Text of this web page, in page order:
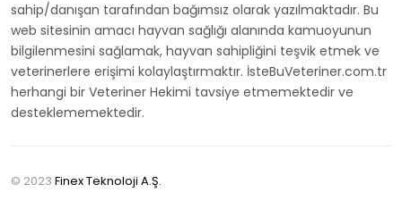
sahip/danışan tarafından bağımsız olarak yazılmaktadır. Bu
web sitesinin amacı hayvan sağlığı alanında kamuoyunun
bilgilenmesini sağlamak, hayvan sahipliğini teşvik etmek ve
veterinerlere erişimi kolaylaştırmaktır. İsteBuVeteriner.com.tr
herhangi bir Veteriner Hekimi tavsiye etmemektedir ve
desteklememektedir.
© 2023 Finex Teknoloji A.Ş.